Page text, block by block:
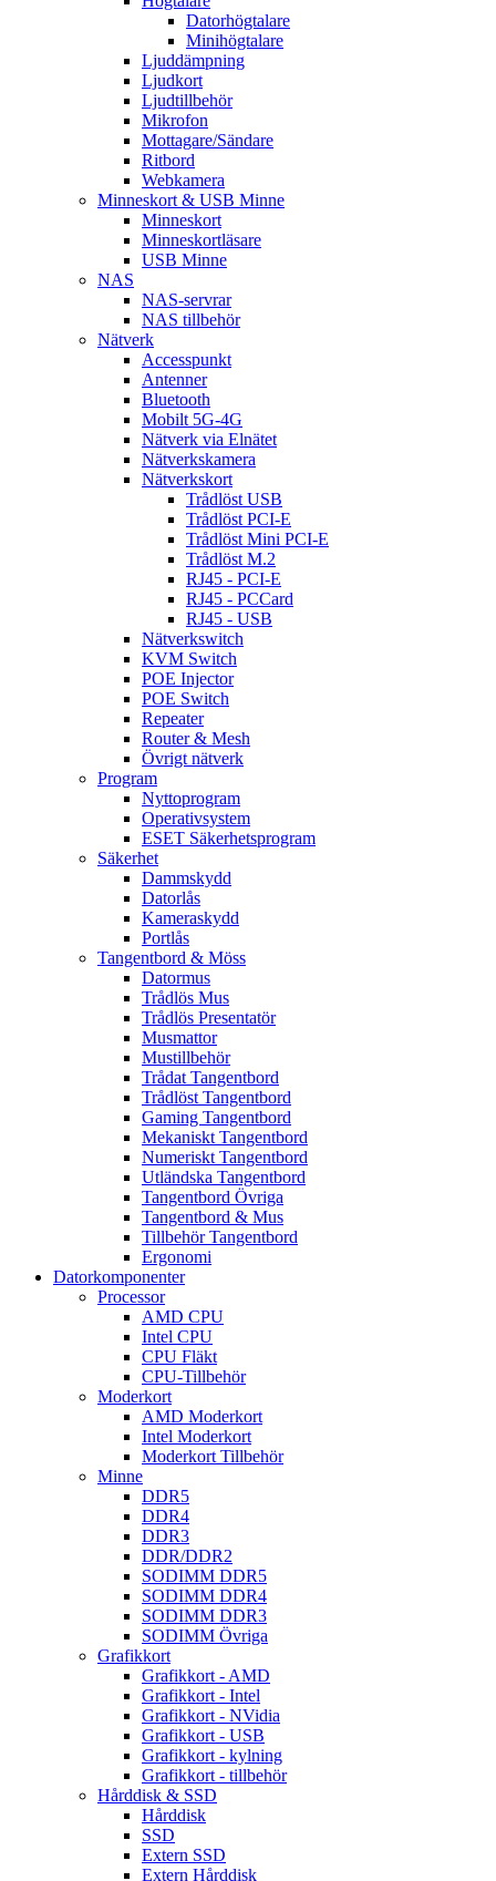
Datorhögtalare
Minihögtalare
Ljuddämpning
Ljudkort
Ljudtillbehör
Mikrofon
Mottagare/Sändare
Ritbord
Webkamera
Minneskort & USB Minne
Minneskort
Minneskortläsare
USB Minne
NAS
NAS-servrar
NAS tillbehör
Nätverk
Accesspunkt
Antenner
Bluetooth
Mobilt 5G-4G
Nätverk via Elnätet
Nätverkskamera
Nätverkskort
Trådlöst USB
Trådlöst PCI-E
Trådlöst Mini PCI-E
Trådlöst M.2
RJ45 - PCI-E
RJ45 - PCCard
RJ45 - USB
Nätverkswitch
KVM Switch
POE Injector
POE Switch
Repeater
Router & Mesh
Övrigt nätverk
Program
Nyttoprogram
Operativsystem
ESET Säkerhetsprogram
Säkerhet
Dammskydd
Datorlås
Kameraskydd
Portlås
Tangentbord & Möss
Datormus
Trådlös Mus
Trådlös Presentatör
Musmattor
Mustillbehör
Trådat Tangentbord
Trådlöst Tangentbord
Gaming Tangentbord
Mekaniskt Tangentbord
Numeriskt Tangentbord
Utländska Tangentbord
Tangentbord Övriga
Tangentbord & Mus
Tillbehör Tangentbord
Ergonomi
Datorkomponenter
Processor
AMD CPU
Intel CPU
CPU Fläkt
CPU-Tillbehör
Moderkort
AMD Moderkort
Intel Moderkort
Moderkort Tillbehör
Minne
DDR5
DDR4
DDR3
DDR/DDR2
SODIMM DDR5
SODIMM DDR4
SODIMM DDR3
SODIMM Övriga
Grafikkort
Grafikkort - AMD
Grafikkort - Intel
Grafikkort - NVidia
Grafikkort - USB
Grafikkort - kylning
Grafikkort - tillbehör
Hårddisk & SSD
Hårddisk
SSD
Extern SSD
Extern Hårddisk